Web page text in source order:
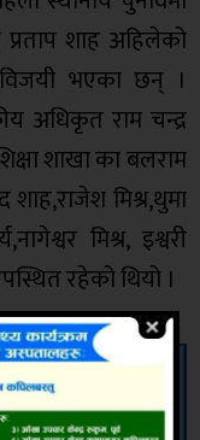
शाह अहिलेको
भएका छन् ।
अधिकृत राम चन्द्र
शाखा का बलराम
मिश्र,थुमा
मिश्र, इश्वरी
रहेको थियो ।